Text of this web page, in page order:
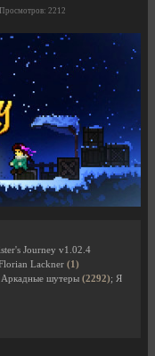
Просмотров: 2212
Journey v1.02.4
Lackner (1)
Аркадные шутеры (2292); Я